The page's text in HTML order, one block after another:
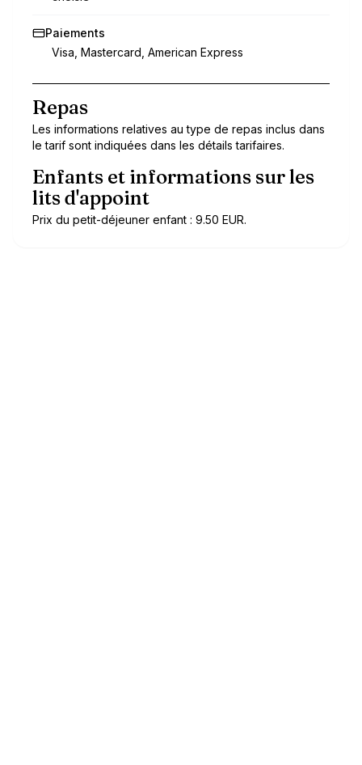
Paiements
Visa, Mastercard, American Express
Repas
Les informations relatives au type de repas inclus dans
le tarif sont indiquées dans les détails tarifaires.
Enfants et informations sur les
lits d'appoint
Prix du petit-déjeuner enfant : 9.50 EUR.